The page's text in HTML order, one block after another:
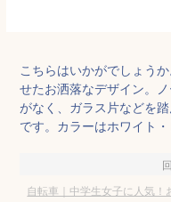
こちらはいかがでしょう
せたお洒落なデザイン。
がなく、ガラス片などを
です。カラーはホワイト
自転車｜中学生女子に人気！